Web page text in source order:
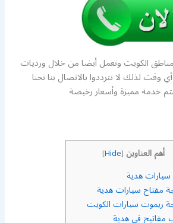
الكويت ونعمل أيضا من خلال ورديات
وقت لذلك لا تترددوا بالاتصال بنا نحنا
خدمة مميزة وأسعار رخيصة
أهم العناوين [
Hide
]
هدية
مفتاح سيارات هدية
ريموت سيارات الكويت
في هدية